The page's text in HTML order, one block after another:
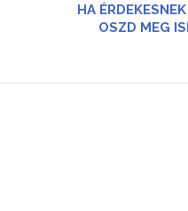
HA
OSZD MEG